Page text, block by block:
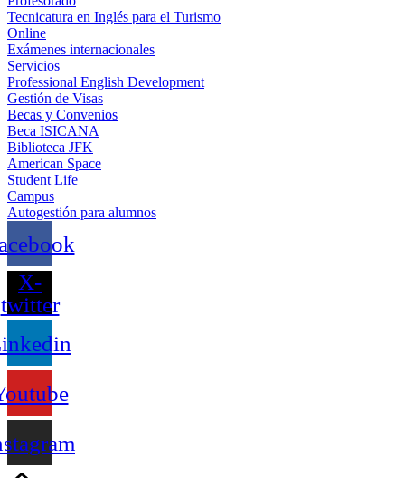
Tecnicatura en Inglés para el Turismo
Online
Exámenes internacionales
Servicios
Professional English Development
Gestión de Visas
Becas y Convenios
Beca ISICANA
Biblioteca JFK
American Space
Student Life
Campus
Autogestión para alumnos
X-
twitter